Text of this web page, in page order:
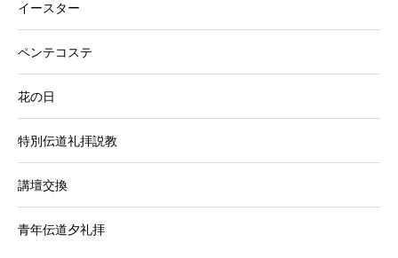
イースター
ペンテコステ
花の日
特別伝道礼拝説教
講壇交換
青年伝道夕礼拝